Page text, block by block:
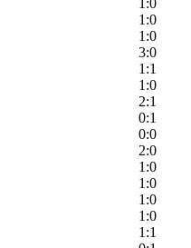
1:0
1:0
1:0
3:0
1:1
1:0
2:1
0:1
0:0
2:0
1:0
1:0
1:0
1:0
1:1